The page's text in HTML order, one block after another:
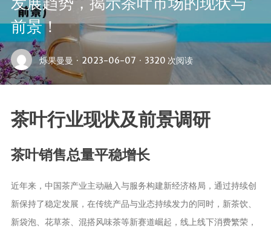
前景！
烁果曼曼 · 2023-06-07 · 3320 次阅读
茶叶行业现状及前景调研
茶叶销售总量平稳增长
近年来，中国茶产业主动融入与服务构建新经济格局，通过持续创
新保持了稳定发展，在传统产品与业态持续发力的同时，新茶饮、
新袋泡、花草茶、混搭风味茶等新赛道崛起，线上线下消费繁荣，
茶叶百科
冲茶
功夫茶
品茶
泡茶
饮茶技巧
类别